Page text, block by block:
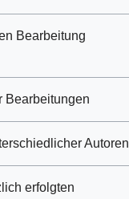
Bearbeitung
Bearbeitungen
Autoren
erfolgten